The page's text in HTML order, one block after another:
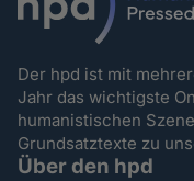
Der hpd ist mit
Jahr das wichtigste
humanistischen
Grundsatztexte zu
Über den hpd